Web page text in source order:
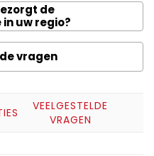
de
uw regio?
vragen
VEELGESTELDE
VRAGEN